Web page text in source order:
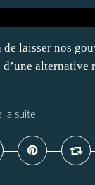
laisser nos
alternative
la suite